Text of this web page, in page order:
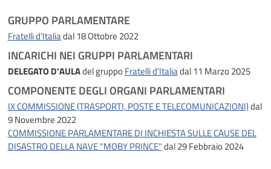
GRUPPO PARLAMENTARE
Fratelli d'Italiadal 18 Ottobre 2022
INCARICHI NEI GRUPPI PARLAMENTARI
DELEGATO D'AULAdel gruppoFratelli d'Italiadal 11 Marzo 2025
COMPONENTE DEGLI ORGANI PARLAMENTARI
IX COMMISSIONE (TRASPORTI, POSTE E TELECOMUNICAZIONI)dal
9 Novembre 2022
COMMISSIONE PARLAMENTARE DI INCHIESTA SULLE CAUSE DEL
DISASTRO DELLA NAVE "MOBY PRINCE"dal 29 Febbraio 2024